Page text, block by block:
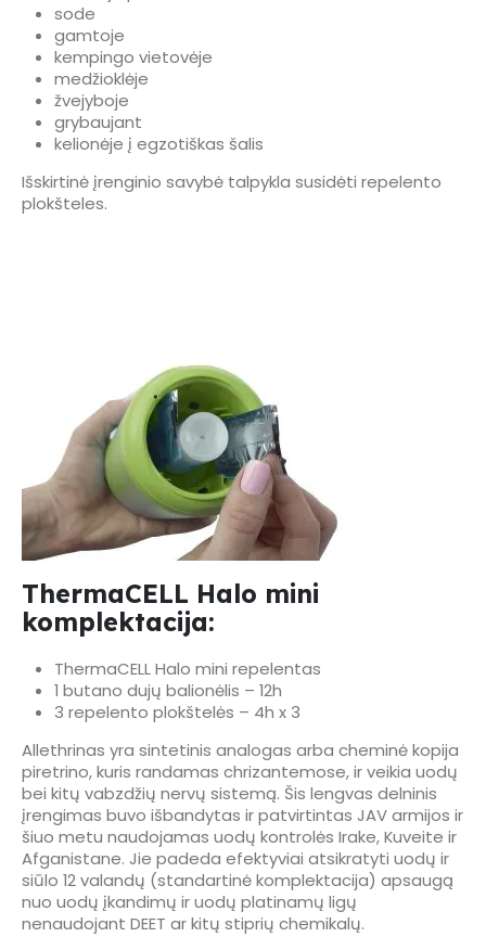
sode
gamtoje
kempingo vietovėje
medžioklėje
žvejyboje
grybaujant
kelionėje į egzotiškas šalis
Išskirtinė įrenginio savybė talpykla susidėti repelento
plokšteles.
ThermaCELL Halo mini
komplektacija:
ThermaCELL Halo mini repelentas
1 butano dujų balionėlis – 12h
3 repelento plokštelės – 4h x 3
Allethrinas yra sintetinis analogas arba cheminė kopija
piretrino, kuris randamas chrizantemose, ir veikia uodų
bei kitų vabzdžių nervų sistemą. Šis lengvas delninis
įrengimas buvo išbandytas ir patvirtintas JAV armijos ir
šiuo metu naudojamas uodų kontrolės Irake, Kuveite ir
Afganistane. Jie padeda efektyviai atsikratyti uodų ir
siūlo 12 valandų (standartinė komplektacija) apsaugą
nuo uodų įkandimų ir uodų platinamų ligų
nenaudojant DEET ar kitų stiprių chemikalų.